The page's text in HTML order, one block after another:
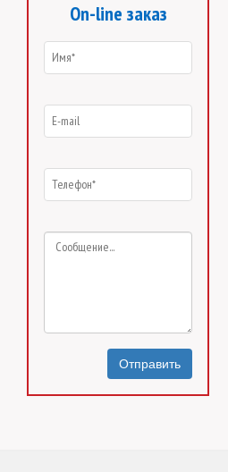
On-line заказ
Отправить